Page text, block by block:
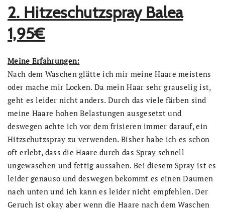
2. Hitzeschutzspray Balea
1,95€
Meine Erfahrungen:
Nach dem Waschen glätte ich mir meine Haare meistens
oder mache mir Locken. Da mein Haar sehr grauselig ist,
geht es leider nicht anders. Durch das viele färben sind
meine Haare hohen Belastungen ausgesetzt und
deswegen achte ich vor dem frisieren immer darauf, ein
Hitzschutzspray zu verwenden. Bisher habe ich es schon
oft erlebt, dass die Haare durch das Spray schnell
ungewaschen und fettig aussahen. Bei diesem Spray ist es
leider genauso und deswegen bekommt es einen Daumen
nach unten und ich kann es leider nicht empfehlen. Der
Geruch ist okay aber wenn die Haare nach dem Waschen